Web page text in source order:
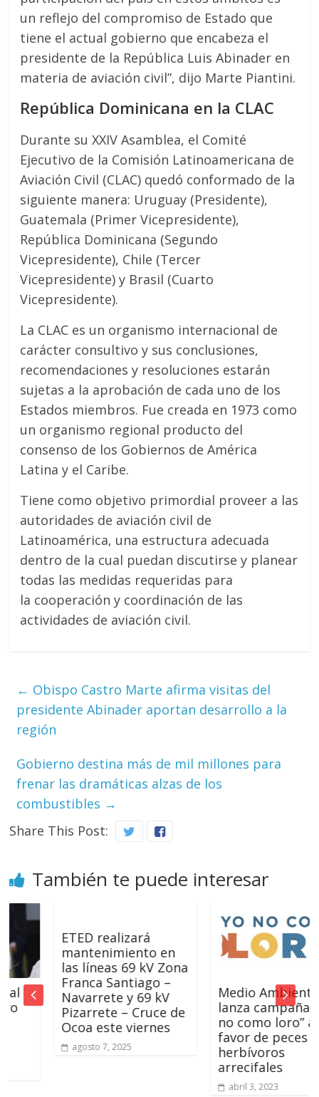
un reflejo del compromiso de Estado que
tiene el actual gobierno que encabeza el
presidente de la República Luis Abinader en
materia de aviación civil”, dijo Marte Piantini.
República Dominicana en la CLAC
Durante su XXIV Asamblea, el Comité
Ejecutivo de la Comisión Latinoamericana de
Aviación Civil (CLAC) quedó conformado de la
siguiente manera: Uruguay (Presidente),
Guatemala (Primer Vicepresidente),
República Dominicana (Segundo
Vicepresidente), Chile (Tercer
Vicepresidente) y Brasil (Cuarto
Vicepresidente).
La CLAC es un organismo internacional de
carácter consultivo y sus conclusiones,
recomendaciones y resoluciones estarán
sujetas a la aprobación de cada uno de los
Estados miembros. Fue creada en 1973 como
un organismo regional producto del
consenso de los Gobiernos de América
Latina y el Caribe.
Tiene como objetivo primordial proveer a las
autoridades de aviación civil de
Latinoamérica, una estructura adecuada
dentro de la cual puedan discutirse y planear
todas las medidas requeridas para
la cooperación y coordinación de las
actividades de aviación civil.
← Obispo Castro Marte afirma visitas del
presidente Abinader aportan desarrollo a la
región
Gobierno destina más de mil millones para
frenar las dramáticas alzas de los
combustibles →
Share This Post:
También te puede interesar
ETED realizará
mantenimiento en
las líneas 69 kV Zona
Franca Santiago –
Navarrete y 69 kV
Pizarrete – Cruce de
Ocoa este viernes
agosto 7, 2025
Medio Ambiente
lanza campaña “Yo
no como loro” a
favor de peces
herbívoros
arrecifales
abril 3, 2023